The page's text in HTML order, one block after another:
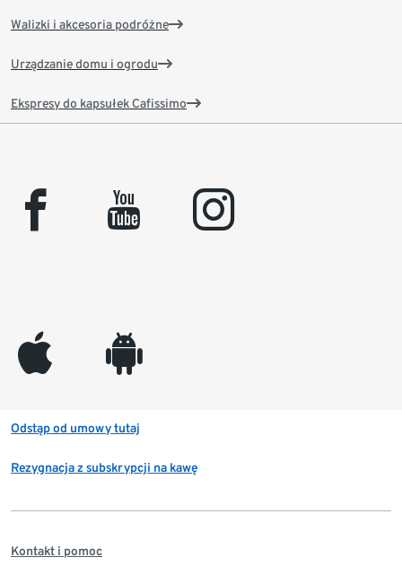
Walizki i akcesoria podróżne
Urządzanie domu i ogrodu
Ekspresy do kapsułek Cafissimo
facebook youtube instagram
appleinc android
Odstąp od umowy tutaj
Rezygnacja z subskrypcji na kawę
Kontakt i pomoc